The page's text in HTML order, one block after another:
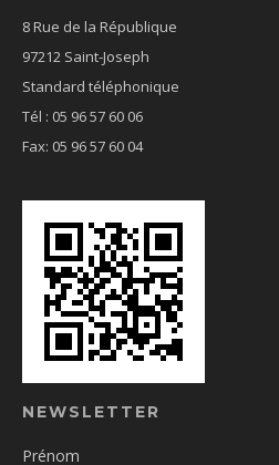
8 Rue de la République
97212 Saint-Joseph
Standard téléphonique
Tél : 05 96 57 60 06
Fax: 05 96 57 60 04
NEWSLETTER
Prénom